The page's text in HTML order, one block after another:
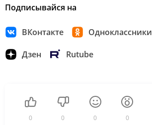
Подписывайся на
ВКонтакте Одноклассники
Дзен Rutube
0 0 0 0